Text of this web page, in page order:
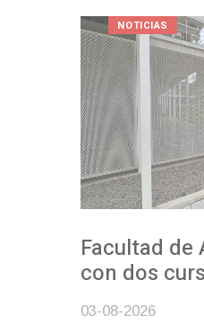
Facultad de
con dos cursos
03-08-2026
NOTICIAS